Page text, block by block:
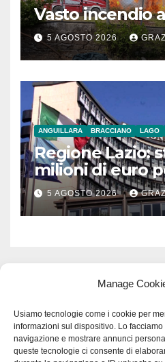
Manage
Usiamo tecnologie come i cookie per
informazioni sul dispositivo. Lo
navigazione e mostrare annunci
queste tecnologie ci consente di
Vasto incendio
5 AGOSTO 2026
ANGUILLARA BRACCIANO LAGO
Regione Lazio:
milioni di euro
Comuni
Meridionale
5 AGOSTO 2026